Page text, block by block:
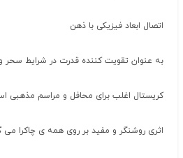
اتصال ابعاد فیزیکی با ذهن
به عنوان تقویت کننده قدرت در شرایط سحر
کریستال اغلب برای محافل و مراسم مذهبی
اثری روشنگر و مفید بر روی همه ی چاکرا می